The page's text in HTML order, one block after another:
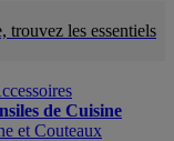
trouvez les essentiels
de Cuisine
et Couteaux